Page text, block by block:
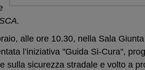
alle ore 10.30, nella Sala
l’iniziativa "Guida Si-Cura",
sulla sicurezza stradale e volto a